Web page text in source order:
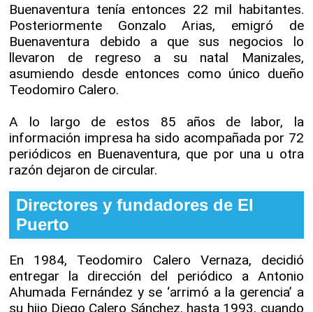
Buenaventura tenía entonces 22 mil habitantes.
Posteriormente Gonzalo Arias, emigró de
Buenaventura debido a que sus negocios lo
llevaron de regreso a su natal Manizales,
asumiendo desde entonces como único dueño
Teodomiro Calero.
A lo largo de estos 85 años de labor, la
información impresa ha sido acompañada por 72
periódicos en Buenaventura, que por una u otra
razón dejaron de circular.
Directores y fundadores de El
Puerto
En 1984, Teodomiro Calero Vernaza, decidió
entregar la dirección del periódico a Antonio
Ahumada Fernández y se ‘arrimó a la gerencia’ a
su hijo Diego Calero Sánchez, hasta 1993, cuando